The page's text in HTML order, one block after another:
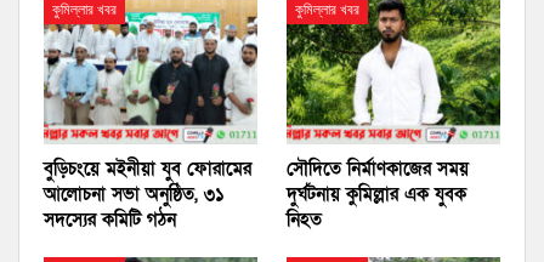
কুমিল্লার খবর
বুড়িচংয়ে মইনীয়া যুব ফোরামের
আলোচনা সভা অনুষ্ঠিত, ৩১
সদস্যের কমিটি গঠন
কুমিল্লার খবর
সৌদিতে নির্মাণকাজের সময়
দুর্ঘটনায় কুমিল্লার এক যুবক
নিহত